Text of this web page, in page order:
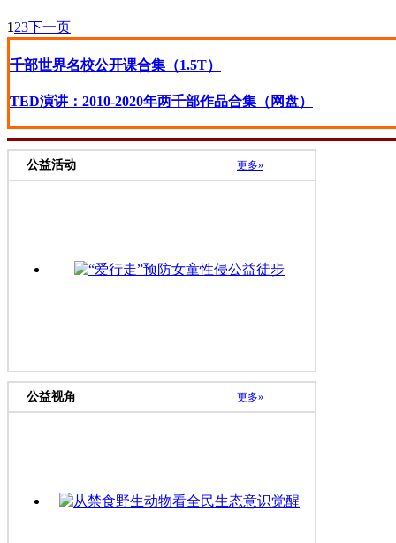
123下一页
千部世界名校公开课合集（1.5T）
TED演讲：2010-2020年两千部作品合集（网盘）
公益活动 更多»
公益视角 更多»